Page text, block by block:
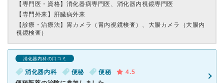
【専門医・資格】 消化器病専門医、消化器内視鏡専門医
【専門外来】 肝臓病外来
【診療・治療法】 胃カメラ（胃内視鏡検査）、大腸カメラ（大腸内
視鏡検査）
消化器内科の口コミ
消化器内科 便秘 便秘
4.5